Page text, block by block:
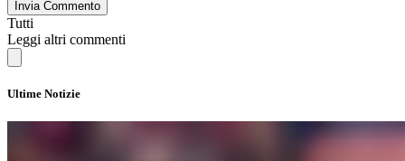
Invia Commento
Tutti
Leggi altri commenti
Ultime Notizie